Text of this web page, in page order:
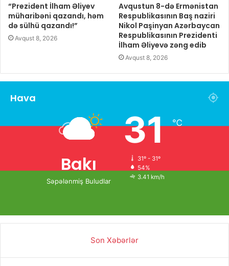
“Prezident İlham Əliyev
müharibəni qazandı, həm
də sülhü qazandı!”
Avqust 8, 2026
Avqustun 8-də Ermənistan
Respublikasının Baş naziri
Nikol Paşinyan Azərbaycan
Respublikasının Prezidenti
İlham Əliyevə zəng edib
Avqust 8, 2026
Hava
Bakı
Səpələnmiş Buludlar
31℃
31º - 31º
54%
3.41 km/h
Son Xəbərlər